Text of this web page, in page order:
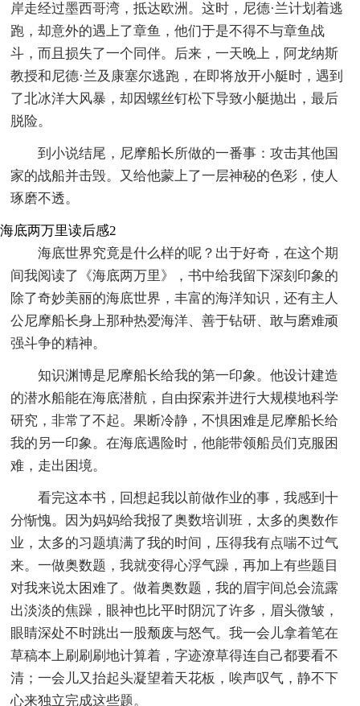
岸走经过墨西哥湾，抵达欧洲。这时，尼德·兰计划着逃
跑，却意外的遇上了章鱼，他们于是不得不与章鱼战
斗，而且损失了一个同伴。后来，一天晚上，阿龙纳斯
教授和尼德·兰及康塞尔逃跑，在即将放开小艇时，遇到
了北冰洋大风暴，却因螺丝钉松下导致小艇抛出，最后
脱险。
到小说结尾，尼摩船长所做的一番事：攻击其他国
家的战船并击毁。又给他蒙上了一层神秘的色彩，使人
琢磨不透。
海底两万里读后感2
海底世界究竟是什么样的呢？出于好奇，在这个期
间我阅读了《海底两万里》，书中给我留下深刻印象的
除了奇妙美丽的海底世界，丰富的海洋知识，还有主人
公尼摩船长身上那种热爱海洋、善于钻研、敢与磨难顽
强斗争的精神。
知识渊博是尼摩船长给我的第一印象。他设计建造
的潜水船能在海底潜航，自由探索并进行大规模地科学
研究，非常了不起。果断冷静，不惧困难是尼摩船长给
我的另一印象。在海底遇险时，他能带领船员们克服困
难，走出困境。
看完这本书，回想起我以前做作业的事，我感到十
分惭愧。因为妈妈给我报了奥数培训班，太多的奥数作
业，太多的习题填满了我的时间，压得我有点喘不过气
来。一做奥数题，我就变得心浮气躁，再加上有些题目
对我来说太困难了。做着奥数题，我的眉宇间总会流露
出淡淡的焦躁，眼神也比平时阴沉了许多，眉头微皱，
眼睛深处不时跳出一股颓废与怒气。我一会儿拿着笔在
草稿本上刷刷刷地计算着，字迹潦草得连自己都要看不
清；一会儿又抬起头凝望着天花板，唉声叹气，静不下
心来独立完成这些题。